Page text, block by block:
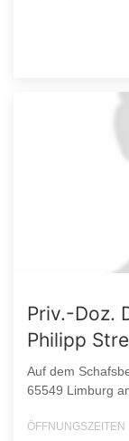
Priv.-Doz.
Philipp
Auf dem
65549 Limburg
ÖFFNUNGSZEITEN